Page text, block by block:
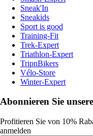
Sneak'In
Sneakids
Sport is good
Training-Fit
Trek-Expert
Triathlon-Expert
TripnBikers
Vélo-Store
Winter-Expert
Abonnieren Sie
Profitieren Sie von 10%
anmelden